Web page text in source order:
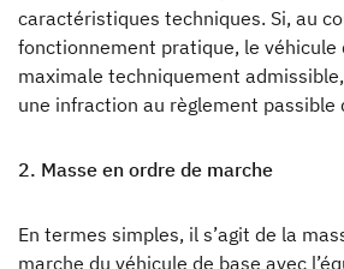
caractéristiques techniques. Si, au
fonctionnement pratique, le véhicule
maximale techniquement
une infraction au règlement passible
2. Masse en ordre de marche
En termes simples, il s’agit de la
marche du véhicule de base avec